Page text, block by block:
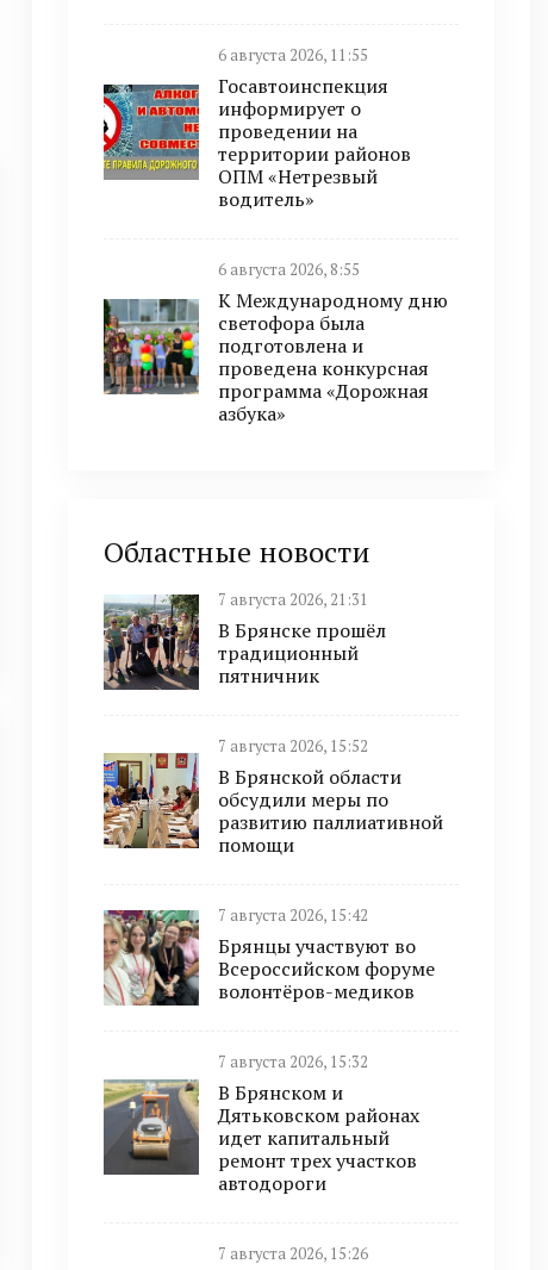
6 августа 2026, 11:55
Госавтоинспекция
информирует о
проведении на
территории районов
ОПМ «Нетрезвый
водитель»
6 августа 2026, 8:55
К Международному дню
светофора была
подготовлена и
проведена конкурсная
программа «Дорожная
азбука»
Областные новости
7 августа 2026, 21:31
В Брянске прошёл
традиционный
пятничник
7 августа 2026, 15:52
В Брянской области
обсудили меры по
развитию паллиативной
помощи
7 августа 2026, 15:42
Брянцы участвуют во
Всероссийском форуме
волонтёров-медиков
7 августа 2026, 15:32
В Брянском и
Дятьковском районах
идет капитальный
ремонт трех участков
автодороги
7 августа 2026, 15:26